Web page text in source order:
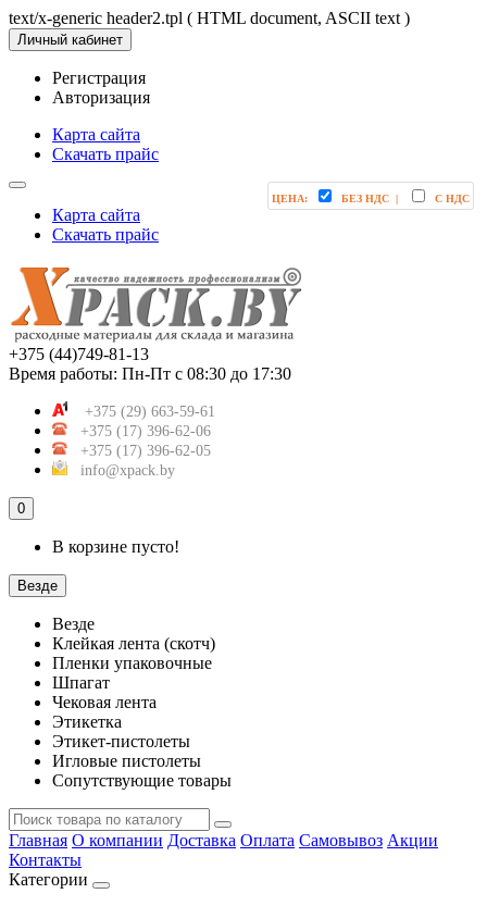
text/x-generic header2.tpl ( HTML document, ASCII text )
Личный кабинет
Регистрация
Авторизация
Карта сайта
Скачать прайс
ЦЕНА: БЕЗ НДС | С НДС
Карта сайта
Скачать прайс
+375 (44)749-81-13
Время работы: Пн-Пт с 08:30 до 17:30
+375 (29) 663-59-61
+375 (17) 396-62-06
+375 (17) 396-62-05
info@xpack.by
0
В корзине пусто!
Везде
Везде
Клейкая лента (скотч)
Пленки упаковочные
Шпагат
Чековая лента
Этикетка
Этикет-пистолеты
Игловые пистолеты
Сопутствующие товары
Главная О компании Доставка Оплата Самовывоз Акции
Контакты
Категории